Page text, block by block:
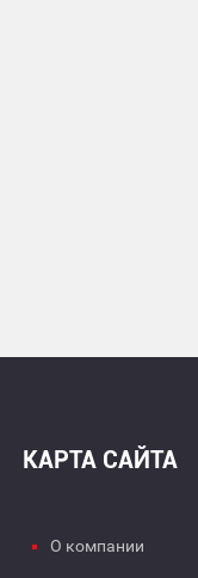
КАРТА САЙТА
О компании